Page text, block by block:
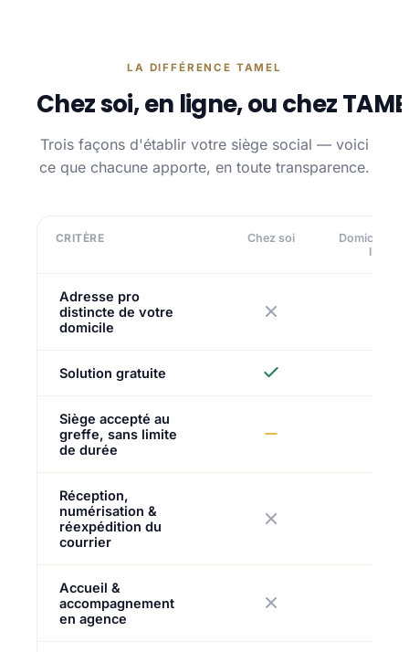
LA DIFFÉRENCE TAMEL
Chez soi, en ligne, ou chez
Trois façons d'établir votre siège social — voici
ce que chacune apporte, en toute transparence.
CRITÈRE Chez soi
ligne
Adresse pro
distincte de votre
domicile
Solution gratuite
Siège accepté au
greffe, sans limite
de durée
Réception,
numérisation &
réexpédition du
courrier
Accueil &
accompagnement
en agence